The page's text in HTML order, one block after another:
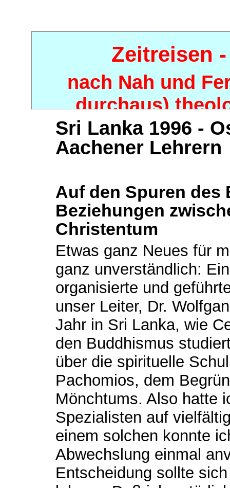
Sri Lanka 1996 -
Aachener Lehrern
Auf den Spuren des
Beziehungen
Christentum
Etwas ganz Neues für
ganz unverständlich:
organisierte und
unser Leiter, Dr.
Jahr in Sri Lanka, wie
den Buddhismus
über die spirituelle
Pachomios, dem
Mönchtums. Also hatte
Spezialisten auf
einem solchen konnte
Abwechslung einmal
Entscheidung sollte